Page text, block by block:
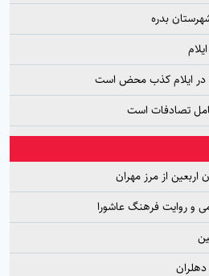
بدره
در ایلام کذب محض است
تصادفات است
اربعین از مرز مهران
و روایت فرهنگ عاشورا